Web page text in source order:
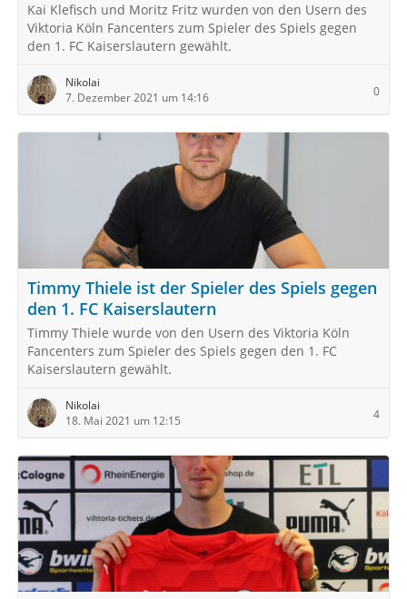
Kai Klefisch und Moritz Fritz wurden von den Usern des
Viktoria Köln Fancenters zum Spieler des Spiels gegen
den 1. FC Kaiserslautern gewählt.
Nikolai
7. Dezember 2021 um 14:16
0
Timmy Thiele ist der Spieler des Spiels gegen
den 1. FC Kaiserslautern
Timmy Thiele wurde von den Usern des Viktoria Köln
Fancenters zum Spieler des Spiels gegen den 1. FC
Kaiserslautern gewählt.
Nikolai
18. Mai 2021 um 12:15
4